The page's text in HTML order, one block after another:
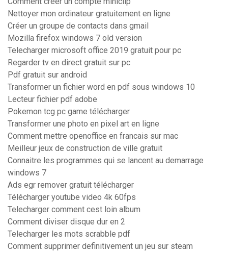
Nettoyer mon ordinateur gratuitement en ligne
Créer un groupe de contacts dans gmail
Mozilla firefox windows 7 old version
Telecharger microsoft office 2019 gratuit pour pc
Regarder tv en direct gratuit sur pc
Pdf gratuit sur android
Transformer un fichier word en pdf sous windows 10
Lecteur fichier pdf adobe
Pokemon tcg pc game télécharger
Transformer une photo en pixel art en ligne
Comment mettre openoffice en francais sur mac
Meilleur jeux de construction de ville gratuit
Connaitre les programmes qui se lancent au demarrage
windows 7
Ads egr remover gratuit télécharger
Télécharger youtube video 4k 60fps
Telecharger comment cest loin album
Comment diviser disque dur en 2
Telecharger les mots scrabble pdf
Comment supprimer definitivement un jeu sur steam